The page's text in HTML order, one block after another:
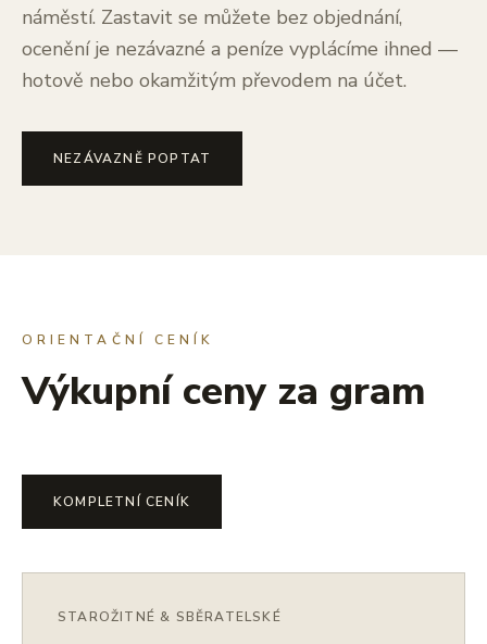
náměstí. Zastavit se můžete bez objednání,
ocenění je nezávazné a peníze vyplácíme ihned —
hotově nebo okamžitým převodem na účet.
NEZÁVAZNĚ POPTAT
ORIENTAČNÍ CENÍK
Výkupní ceny za gram
KOMPLETNÍ CENÍK
STAROŽITNÉ & SBĚRATELSKÉ